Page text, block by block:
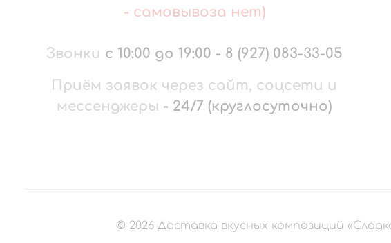
- самовывоза нет)
Звонки с 10:00 до 19:00 - 8 (927) 083-33-05
Приём заявок через сайт, соцсети и
мессенджеры - 24/7 (круглосуточно)
© 2026Доставка вкусных композиций